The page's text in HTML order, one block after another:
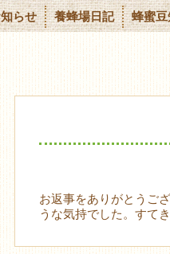
らせ 養蜂場日記 蜂蜜豆
お返事をありがとうご
うな気持でした。すて